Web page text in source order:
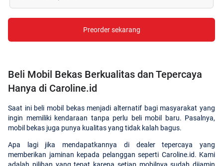
Preorder sekarang
Beli Mobil Bekas Berkualitas dan Tepercaya
Hanya di Caroline.id
Saat ini beli mobil bekas menjadi alternatif bagi masyarakat yang
ingin memiliki kendaraan tanpa perlu beli mobil baru. Pasalnya,
mobil bekas juga punya kualitas yang tidak kalah bagus.
Apa lagi jika mendapatkannya di dealer tepercaya yang
memberikan jaminan kepada pelanggan seperti Caroline.id. Kami